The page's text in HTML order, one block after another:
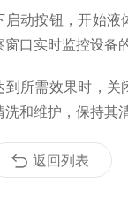
动按钮，开始液
口实时监控设备
所需效果时，关
和维护，保持其
返回列表